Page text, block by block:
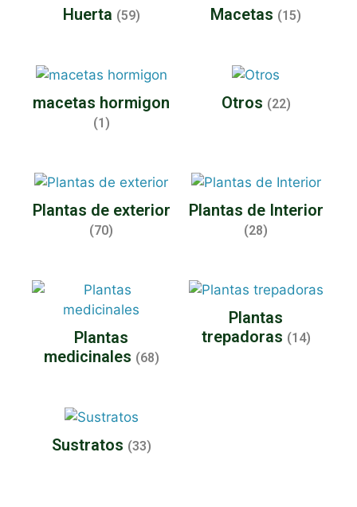
Huerta (59) Macetas (15)
macetas hormigon
(1)
Otros (22)
Plantas de exterior
(70)
Plantas de Interior
(28)
Plantas
medicinales (68)
Plantas
trepadoras (14)
Sustratos (33)